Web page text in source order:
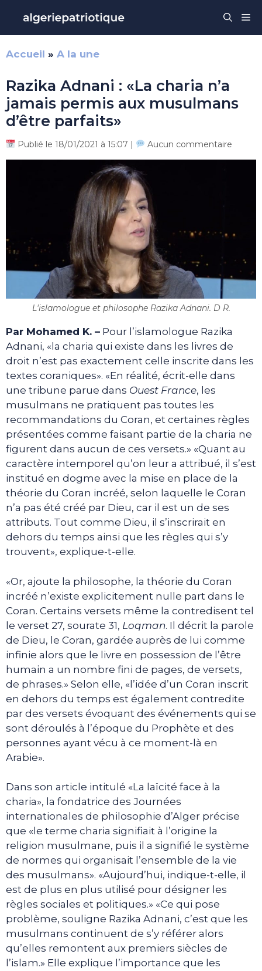
contenu
Accueil » A la une
Razika Adnani : «La charia n’a
jamais permis aux musulmans
d’être parfaits»
Publié le 18/01/2021 à 15:07 | Aucun commentaire
L'islamologue et philosophe Razika Adnani. D R.
Par Mohamed K. – Pour l’islamologue Razika
Adnani, «la charia qui existe dans les livres de
droit n’est pas exactement celle inscrite dans les
textes coraniques». «En réalité, écrit-elle dans
une tribune parue dans Ouest France, les
musulmans ne pratiquent pas toutes les
recommandations du Coran, et certaines règles
présentées comme faisant partie de la charia ne
figurent dans aucun de ces versets.» «Quant au
caractère intemporel qu’on leur a attribué, il s’est
institué en dogme avec la mise en place de la
théorie du Coran incréé, selon laquelle le Coran
n’a pas été créé par Dieu, car il est un de ses
attributs. Tout comme Dieu, il s’inscrirait en
dehors du temps ainsi que les règles qui s’y
trouvent», explique-t-elle.
«Or, ajoute la philosophe, la théorie du Coran
incréé n’existe explicitement nulle part dans le
Coran. Certains versets même la contredisent tel
le verset 27, sourate 31, Loqman. Il décrit la parole
de Dieu, le Coran, gardée auprès de lui comme
infinie alors que le livre en possession de l’être
humain a un nombre fini de pages, de versets,
de phrases.» Selon elle, «l’idée d’un Coran inscrit
en dehors du temps est également contredite
par des versets évoquant des événements qui se
sont déroulés à l’époque du Prophète et des
personnes ayant vécu à ce moment-là en
Arabie».
Dans son article intitulé «La laïcité face à la
charia», la fondatrice des Journées
internationales de philosophie d’Alger précise
que «le terme charia signifiait à l’origine la
religion musulmane, puis il a signifié le système
de normes qui organisait l’ensemble de la vie
des musulmans». «Aujourd’hui, indique-t-elle, il
est de plus en plus utilisé pour désigner les
règles sociales et politiques.» «Ce qui pose
problème, souligne Razika Adnani, c’est que les
musulmans continuent de s’y référer alors
qu’elles remontent aux premiers siècles de
l’islam.» Elle explique l’importance que les